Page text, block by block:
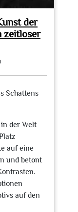
der
zeitloser
Schattens
der Welt
auf eine
und betont
auf den